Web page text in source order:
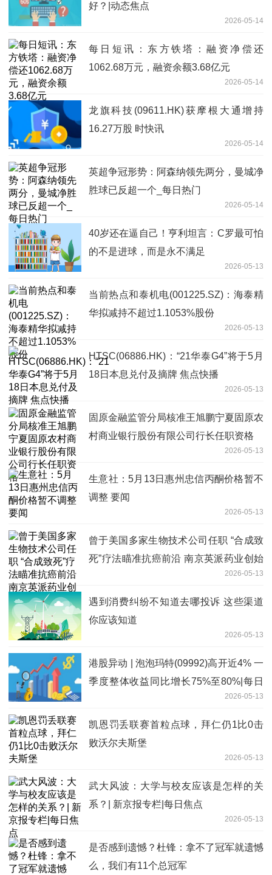
好？|动态焦点
2026-05-14
每日短讯：东方铁塔：融资净偿还
1062.68万元，融资余额3.68亿元
2026-05-14
龙旗科技(09611.HK)获摩根大通增持
16.27万股 时快讯
2026-05-14
英超争冠形势：阿森纳领先两分，曼城净
胜球已反超一个_每日热门
2026-05-14
40岁还在逼自己！亨利坦言：C罗最可怕
的不是进球，而是永不满足
2026-05-13
当前热点和泰机电(001225.SZ)：海泰精
华拟减持不超过1.1053%股份
2026-05-13
HTSC(06886.HK)：“21华泰G4”将于5月
18日本息兑付及摘牌 焦点快播
2026-05-13
固原金融监管分局核准王旭鹏宁夏固原农
村商业银行股份有限公司行长任职资格
2026-05-13
生意社：5月13日惠州忠信丙酮价格暂不
调整 要闻
2026-05-13
曾于美国多家生物技术公司任职 “合成致
死”疗法瞄准抗癌前沿 南京英派药业创始
2026-05-13
遇到消费纠纷不知道去哪投诉 这些渠道
你应该知道
2026-05-13
港股异动 | 泡泡玛特(09992)高开近4% 一
季度整体收益同比增长75%至80%|每日
2026-05-13
凯恩罚丢联赛首粒点球，拜仁仍1比0击
败沃尔夫斯堡
2026-05-13
武大风波：大学与校友应该是怎样的关
系？| 新京报专栏|每日焦点
2026-05-13
是否感到遗憾？杜锋：拿不了冠军就遗憾
么，我们有11个总冠军